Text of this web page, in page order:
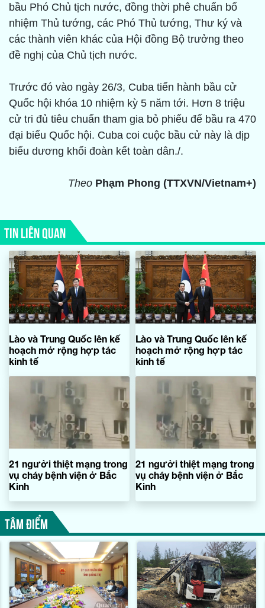
bầu Phó Chủ tịch nước, đồng thời phê chuẩn bổ
nhiệm Thủ tướng, các Phó Thủ tướng, Thư ký và
các thành viên khác của Hội đồng Bộ trưởng theo
đề nghị của Chủ tịch nước.
Trước đó vào ngày 26/3, Cuba tiến hành bầu cử
Quốc hội khóa 10 nhiệm kỳ 5 năm tới. Hơn 8 triệu
cử tri đủ tiêu chuẩn tham gia bỏ phiếu để bầu ra 470
đại biểu Quốc hội. Cuba coi cuộc bầu cử này là dịp
biểu dương khối đoàn kết toàn dân./.
Theo Phạm Phong (TTXVN/Vietnam+)
TIN LIÊN QUAN
Lào và Trung Quốc lên kế
hoạch mở rộng hợp tác
kinh tế
Lào và Trung Quốc lên kế
hoạch mở rộng hợp tác
kinh tế
21 người thiệt mạng trong
vụ cháy bệnh viện ở Bắc
Kinh
21 người thiệt mạng trong
vụ cháy bệnh viện ở Bắc
Kinh
TÂM ĐIỂM